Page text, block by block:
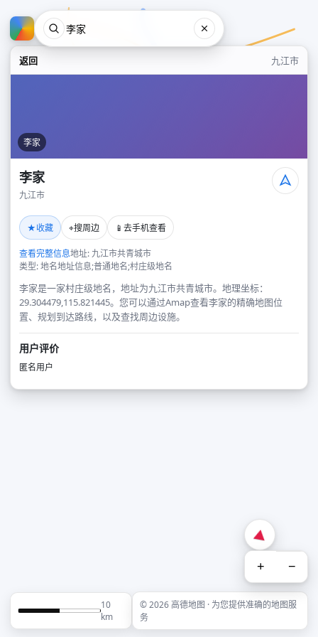
返回 九江市
李家
李家
九江市
★收藏 ⌖搜周边 📱 去手机查看
查看完整信息地址: 九江市共青城市
类型: 地名地址信息;普通地名;村庄级地名
李家是一家村庄级地名，地址为九江市共青城市。地理坐标：
29.304479,115.821445。您可以通过Amap查看李家的精确地图位
置、规划到达路线，以及查找周边设施。
用户评价
匿名用户
+ −
10
km
© 2026 高德地图 · 为您提供准确的地图服
务